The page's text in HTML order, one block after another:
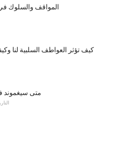
المواقف والسلوك
كيف تؤثر العواطف السلبية لنا
متى سيغموند